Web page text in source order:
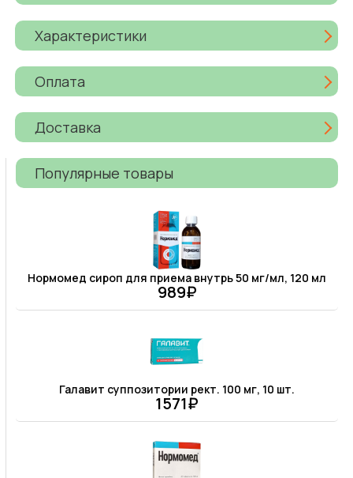
Характеристики
Оплата
Доставка
Популярные товары
Нормомед сироп для приема внутрь 50 мг/мл, 120 мл
989₽
Галавит суппозитории рект. 100 мг, 10 шт.
1571₽